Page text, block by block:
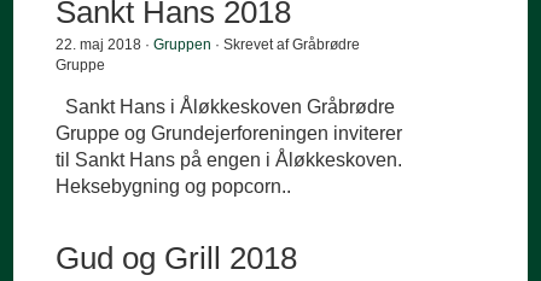
Sankt Hans 2018
22. maj 2018 ·Gruppen · Skrevet af Gråbrødre
Gruppe
Sankt Hans i Åløkkeskoven Gråbrødre
Gruppe og Grundejerforeningen inviterer
til Sankt Hans på engen i Åløkkeskoven.
Heksebygning og popcorn..
Gud og Grill 2018